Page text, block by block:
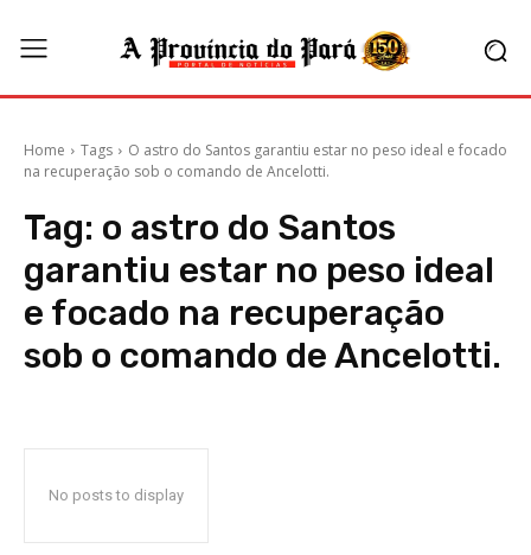
Home Tags
O astro do Santos garantiu estar no peso ideal e focado
na recuperação sob o comando de Ancelotti.
Tag: o astro do Santos
garantiu estar no peso ideal
e focado na recuperação
sob o comando de Ancelotti.
No posts to display